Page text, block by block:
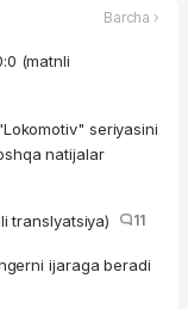
Barcha ›
(matnli
seriyasini
natijalar
translyatsiya) 11
ijaraga beradi